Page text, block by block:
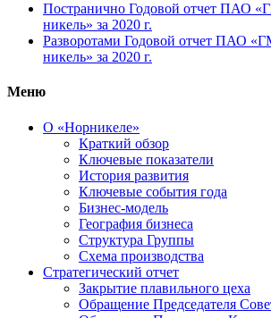
Постранично Годовой отчет ПАО
никель» за 2020 г.
Разворотами Годовой отчет ПАО
никель» за 2020 г.
Меню
О «Норникеле»
Краткий обзор
Ключевые показатели
История развития
Ключевые события года
Бизнес-модель
География бизнеса
Структура Группы
Схема производства
Стратегический отчет
Закрытие плавильного цеха
Обращение Председателя